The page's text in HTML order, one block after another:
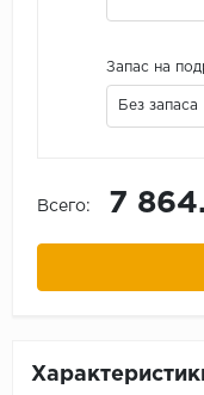
Запас на
Без запаса
Всего: 7